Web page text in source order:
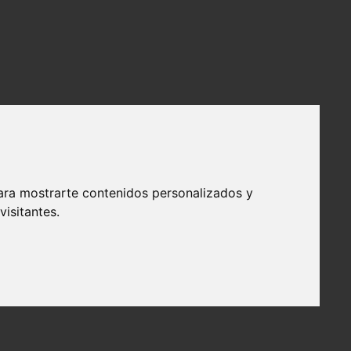
mostrarte contenidos personalizados y